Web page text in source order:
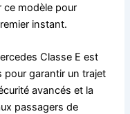
ce modèle pour
instant.
Classe E est
pour garantir un trajet
avancés et la
passagers de